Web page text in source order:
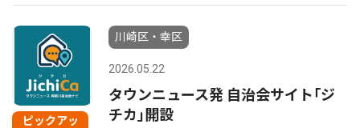
ピックアッ
川崎区・幸区
2026.05.22
タウンニュース発 自治会サイト｢ジ
チカ｣開設